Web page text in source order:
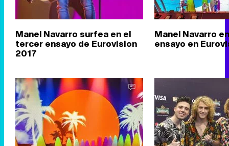
Manel Navarro surfea en el
tercer ensayo de Eurovision
2017
Manel Navarro
ensayo en